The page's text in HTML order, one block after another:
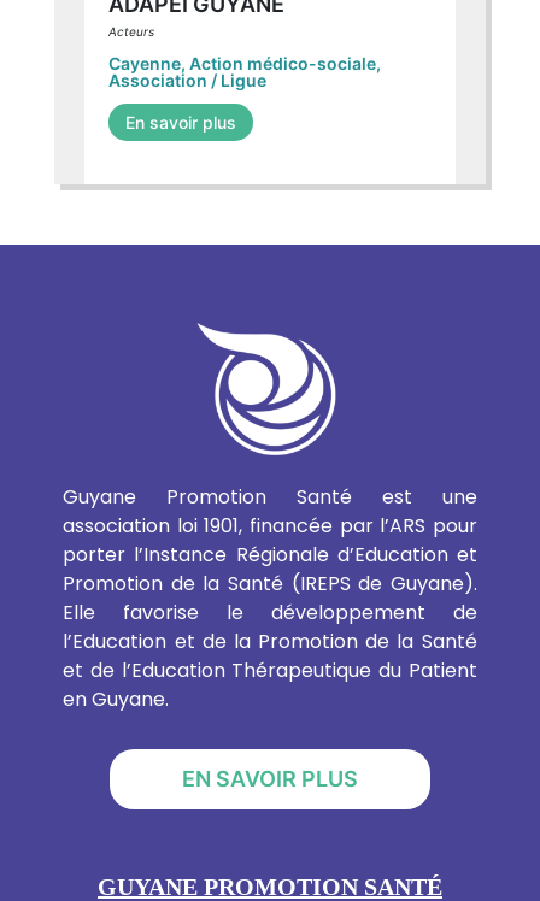
Acteurs
Cayenne, Action médico-sociale,
Association / Ligue
En savoir plus
Guyane Promotion Santé est une
association loi 1901, financée par l’ARS pour
porter l’Instance Régionale d’Education et
Promotion de la Santé (IREPS de Guyane).
Elle favorise le développement de
l’Education et de la Promotion de la Santé
et de l’Education Thérapeutique du Patient
en Guyane.
EN SAVOIR PLUS
GUYANE PROMOTION SANTÉ